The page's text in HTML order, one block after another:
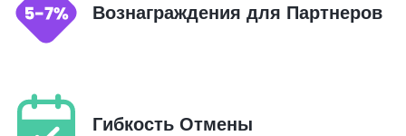
Вознаграждения для Партнеров
Гибкость Отмены